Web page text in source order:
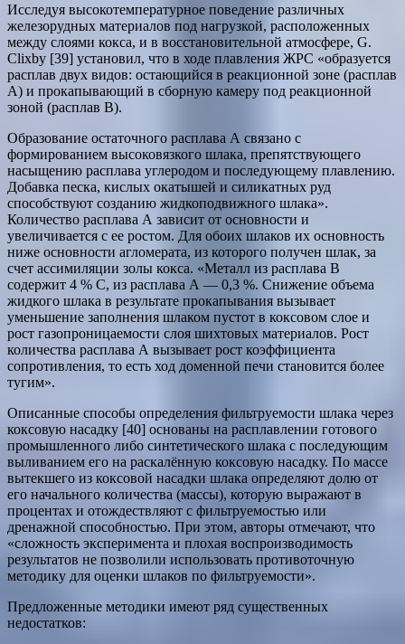
Исследуя высокотемпературное поведение различных
железорудных материалов под нагрузкой, расположенных
между слоями кокса, и в восстановительной атмосфере, G.
Clixby [39] установил, что в ходе плавления ЖРС «образуется
расплав двух видов: остающийся в реакционной зоне (расплав
А) и прокапывающий в сборную камеру под реакционной
зоной (расплав В).
Образование остаточного расплава А связано с
формированием высоковязкого шлака, препятствующего
насыщению расплава углеродом и последующему плавлению.
Добавка песка, кислых окатышей и силикатных руд
способствуют созданию жидкоподвижного шлака».
Количество расплава А зависит от основности и
увеличивается с ее ростом. Для обоих шлаков их основность
ниже основности агломерата, из которого получен шлак, за
счет ассимиляции золы кокса. «Металл из расплава В
содержит 4 % С, из расплава А — 0,3 %. Снижение объема
жидкого шлака в результате прокапывания вызывает
уменьшение заполнения шлаком пустот в коксовом слое и
рост газопроницаемости слоя шихтовых материалов. Рост
количества расплава А вызывает рост коэффициента
сопротивления, то есть ход доменной печи становится более
тугим».
Описанные способы определения фильтруемости шлака через
коксовую насадку [40] основаны на расплавлении готового
промышленного либо синтетического шлака с последующим
выливанием его на раскалённую коксовую насадку. По массе
вытекшего из коксовой насадки шлака определяют долю от
его начального количества (массы), которую выражают в
процентах и отождествляют с фильтруемостью или
дренажной способностью. При этом, авторы отмечают, что
«сложность эксперимента и плохая воспроизводимость
результатов не позволили использовать противоточную
методику для оценки шлаков по фильтруемости».
Предложенные методики имеют ряд существенных
недостатков: